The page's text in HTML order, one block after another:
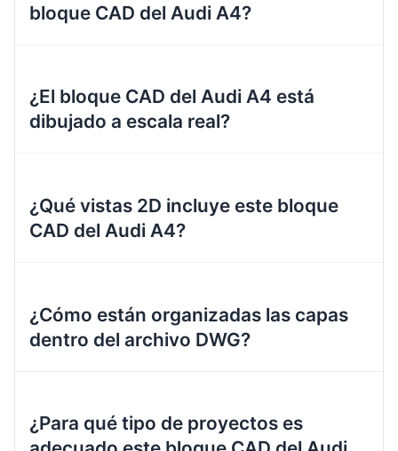
bloque CAD del Audi A4?
¿El bloque CAD del Audi A4 está
dibujado a escala real?
¿Qué vistas 2D incluye este bloque
CAD del Audi A4?
¿Cómo están organizadas las capas
dentro del archivo DWG?
¿Para qué tipo de proyectos es